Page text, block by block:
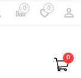
0 0
0